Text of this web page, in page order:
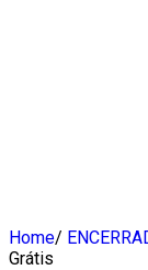
Home/
Grátis